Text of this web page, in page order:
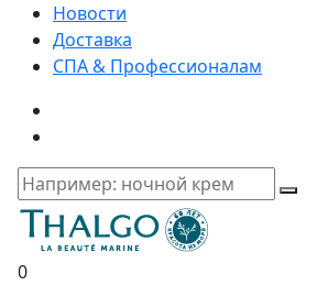
Новости
Доставка
СПА & Профессионалам
0